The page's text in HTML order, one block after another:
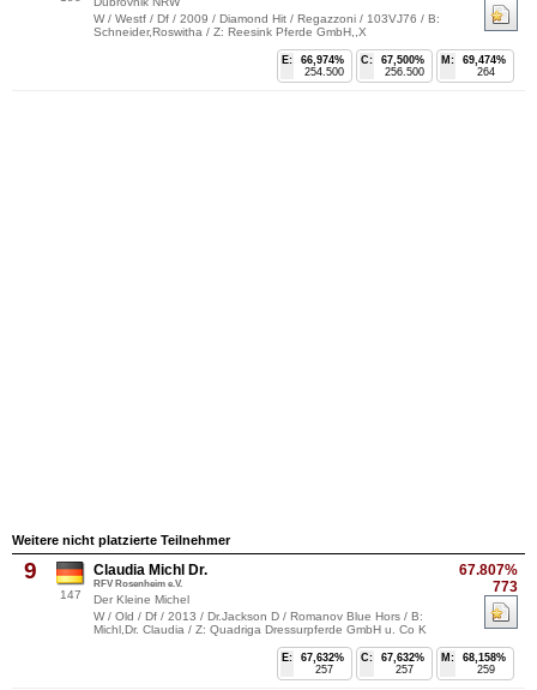
W / Westf / Df / 2009 / Diamond Hit / Regazzoni / 103VJ76 / B:
Schneider,Roswitha / Z: Reesink Pferde GmbH,,X
M:
69,474%
264
C:
67,500%
256.500
E:
66,974%
254.500
Weitere nicht platzierte Teilnehmer
9
147
67.807%
773
Claudia Michl Dr.
RFV Rosenheim e.V.
Der Kleine Michel
W / Old / Df / 2013 / Dr.Jackson D / Romanov Blue Hors / B:
Michl,Dr. Claudia / Z: Quadriga Dressurpferde GmbH u. Co K
M:
68,158%
259
C:
67,632%
257
E:
67,632%
257